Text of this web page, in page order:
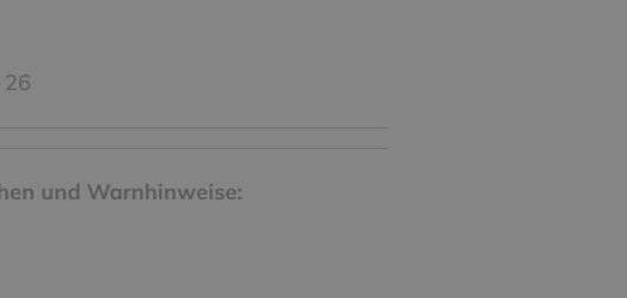
26
und Warnhinweise: